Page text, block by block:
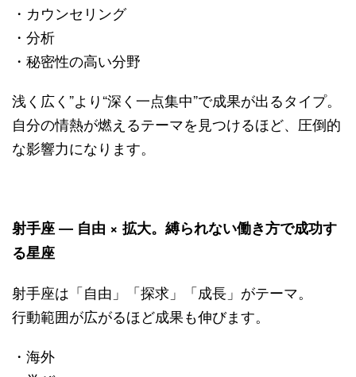
・カウンセリング
・分析
・秘密性の高い分野
浅く広く”より“深く一点集中”で成果が出るタイプ。
自分の情熱が燃えるテーマを見つけるほど、圧倒的
な影響力になります。
射手座 ― 自由 × 拡大。縛られない働き方で成功す
る星座
射手座は「自由」「探求」「成長」がテーマ。
行動範囲が広がるほど成果も伸びます。
・海外